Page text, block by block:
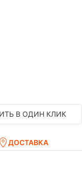
В ОДИН КЛИК
ДОСТАВКА